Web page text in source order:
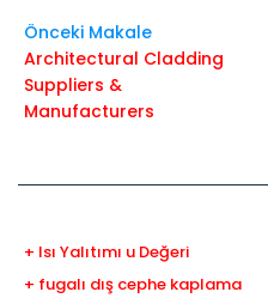
Önceki Makale
Architectural Cladding
Suppliers &
Manufacturers
+ Isı Yalıtımı u Değeri
+ fugalı dış cephe kaplama